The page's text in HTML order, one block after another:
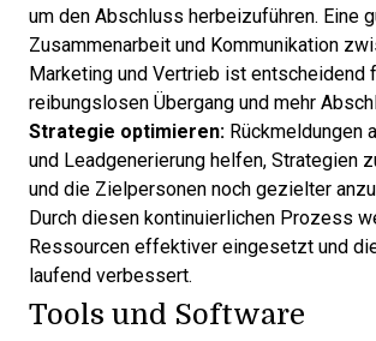
um den Abschluss herbeizuführen. Eine
Zusammenarbeit und Kommunikation
Marketing und Vertrieb ist entscheidend
reibungslosen Übergang und mehr
Strategie optimieren: Rückmeldungen
und Leadgenerierung helfen, Strategien
und die Zielpersonen noch gezielter
Durch diesen kontinuierlichen Prozess
Ressourcen effektiver eingesetzt und
laufend verbessert.
Tools und Software